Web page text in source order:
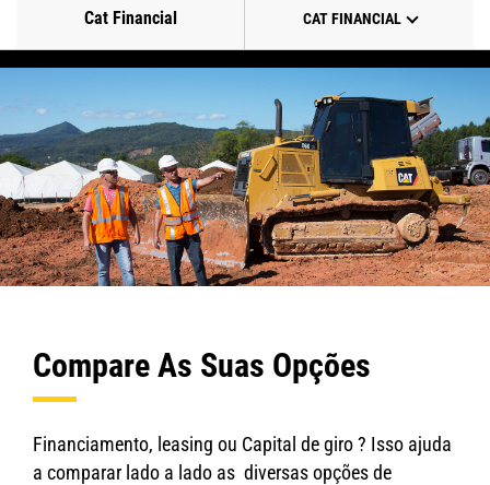
Cat Financial CAT FINANCIAL
Compare As Suas Opções
Financiamento, leasing ou Capital de giro ? Isso ajuda
a comparar lado a lado as diversas opções de